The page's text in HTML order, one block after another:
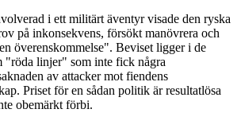
i ett militärt äventyr visade den ryska
på inkonsekvens, försökt manövrera och
överenskommelse". Beviset ligger i de
"röda linjer" som inte fick några
av attacker mot fiendens
Priset för en sådan politik är resultatlösa
obemärkt förbi.